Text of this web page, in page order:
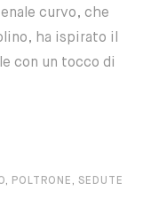
curvo, che
ha ispirato il
con un tocco di
, POLTRONE , SEDUTE